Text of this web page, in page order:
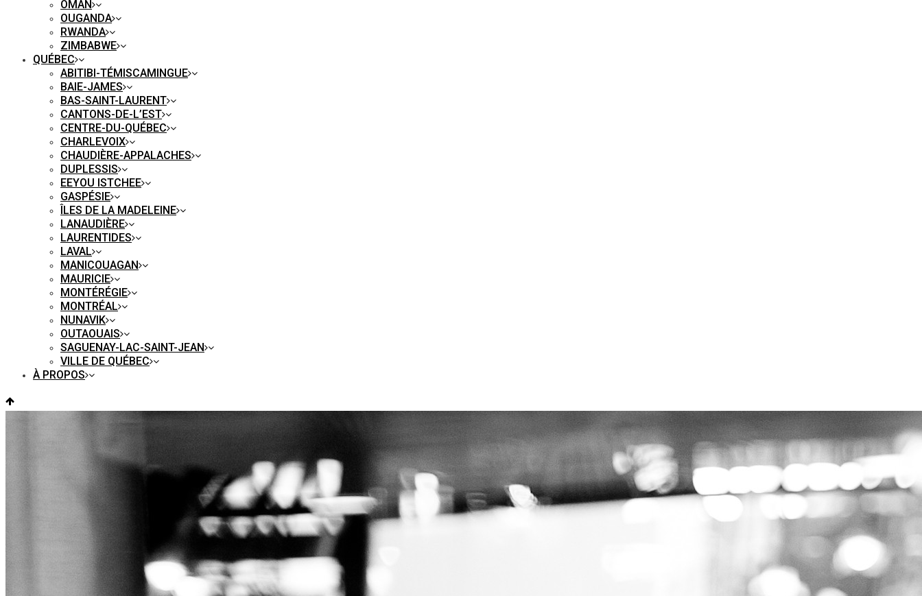
OMAN
OUGANDA
RWANDA
ZIMBABWE
QUÉBEC
ABITIBI-TÉMISCAMINGUE
BAIE-JAMES
BAS-SAINT-LAURENT
CANTONS-DE-L’EST
CENTRE-DU-QUÉBEC
CHARLEVOIX
CHAUDIÈRE-APPALACHES
DUPLESSIS
EEYOU ISTCHEE
GASPÉSIE
ÎLES DE LA MADELEINE
LANAUDIÈRE
LAURENTIDES
LAVAL
MANICOUAGAN
MAURICIE
MONTÉRÉGIE
MONTRÉAL
NUNAVIK
OUTAOUAIS
SAGUENAY-LAC-SAINT-JEAN
VILLE DE QUÉBEC
À PROPOS